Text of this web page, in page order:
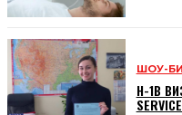
ШОУ-
H-1B